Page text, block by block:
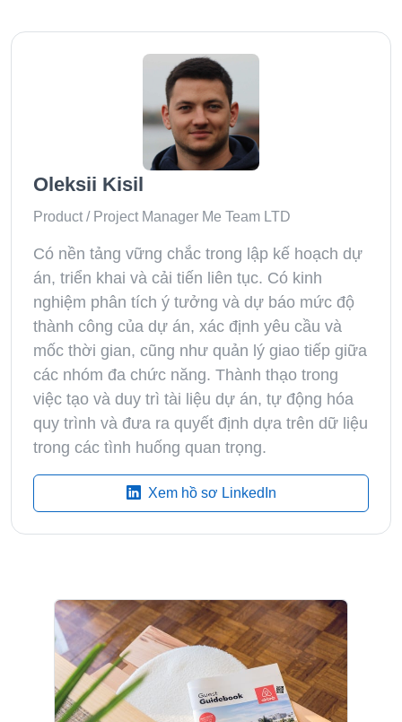
Oleksii Kisil
Product / Project Manager Me Team LTD
Có nền tảng vững chắc trong lập kế hoạch dự
án, triển khai và cải tiến liên tục. Có kinh
nghiệm phân tích ý tưởng và dự báo mức độ
thành công của dự án, xác định yêu cầu và
mốc thời gian, cũng như quản lý giao tiếp giữa
các nhóm đa chức năng. Thành thạo trong
việc tạo và duy trì tài liệu dự án, tự động hóa
quy trình và đưa ra quyết định dựa trên dữ liệu
trong các tình huống quan trọng.
Xem hồ sơ LinkedIn